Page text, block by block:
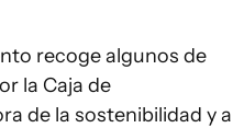
recoge algunos de
la Caja de
de la sostenibilidad y a